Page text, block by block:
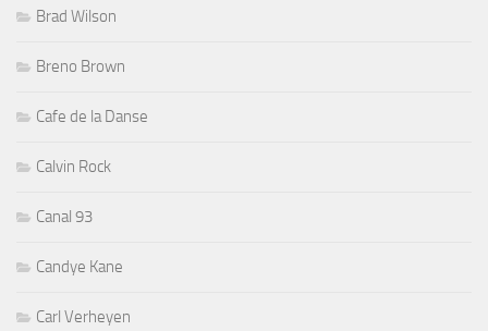
Brad Wilson
Breno Brown
Cafe de la Danse
Calvin Rock
Canal 93
Candye Kane
Carl Verheyen